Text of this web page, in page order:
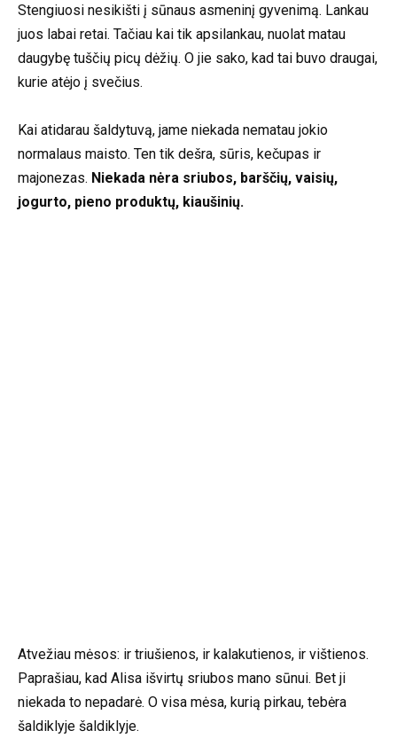
Stengiuosi nesikišti į sūnaus asmeninį gyvenimą. Lankau
juos labai retai. Tačiau kai tik apsilankau, nuolat matau
daugybę tuščių picų dėžių. O jie sako, kad tai buvo draugai,
kurie atėjo į svečius.
Kai atidarau šaldytuvą, jame niekada nematau jokio
normalaus maisto. Ten tik dešra, sūris, kečupas ir
majonezas. Niekada nėra sriubos, barščių, vaisių,
jogurto, pieno produktų, kiaušinių.
Atvežiau mėsos: ir triušienos, ir kalakutienos, ir vištienos.
Paprašiau, kad Alisa išvirtų sriubos mano sūnui. Bet ji
niekada to nepadarė. O visa mėsa, kurią pirkau, tebėra
šaldiklyje šaldiklyje.